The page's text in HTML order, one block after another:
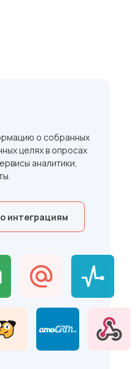
о собранных
целях в опросах
аналитики,
интеграциям